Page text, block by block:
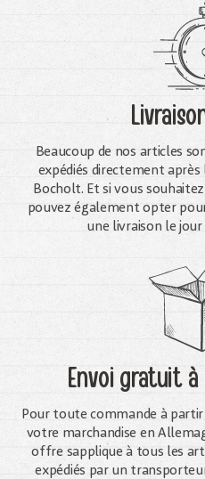
Beaucoup de nos articles
expédiés directement
Bocholt. Et si vous
pouvez également opter
une livraison le
Envoi gratuit
Pour toute commande à
votre marchandise en
offre sapplique à tous les
expédiés par un